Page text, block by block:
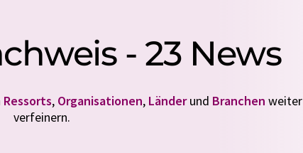
- 23 News
Ressorts, Organisationen, Länderund Branchen weiter
verfeinern.